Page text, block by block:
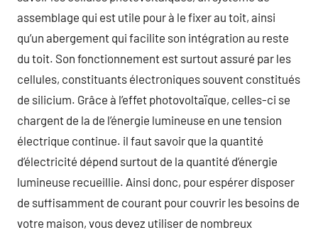
assemblage qui est utile pour à le fixer au toit, ainsi
qu’un abergement qui facilite son intégration au reste
du toit. Son fonctionnement est surtout assuré par les
cellules, constituants électroniques souvent constitués
de silicium. Grâce à l’effet photovoltaïque, celles-ci se
chargent de la de l’énergie lumineuse en une tension
électrique continue. il faut savoir que la quantité
d’électricité dépend surtout de la quantité d’énergie
lumineuse recueillie. Ainsi donc, pour espérer disposer
de suffisamment de courant pour couvrir les besoins de
votre maison, vous devez utiliser de nombreux